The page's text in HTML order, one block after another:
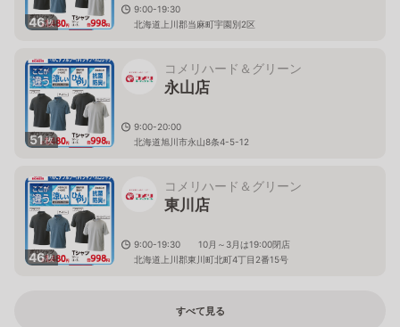
46枚
9:00-19:30
北海道上川郡当麻町宇園別2区
51枚
コメリハード＆グリーン
永山店
9:00-20:00
北海道旭川市永山8条4-5-12
46枚
コメリハード＆グリーン
東川店
9:00-19:30 10月～3月は19:00閉店
北海道上川郡東川町北町4丁目2番15号
すべて見る